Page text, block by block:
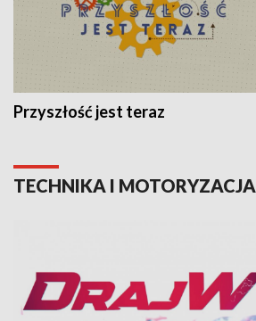
Przyszłość jest teraz
TECHNIKA I MOTORYZACJA